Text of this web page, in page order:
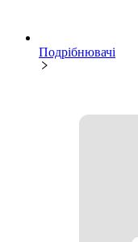
Подрібнювачі